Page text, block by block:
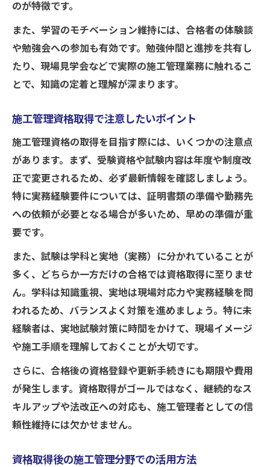
のが特徴です。
また、学習のモチベーション維持には、合格者の体験談
や勉強会への参加も有効です。勉強仲間と進捗を共有し
たり、現場見学会などで実際の施工管理業務に触れるこ
とで、知識の定着と理解が深まります。
施工管理資格取得で注意したいポイント
施工管理資格の取得を目指す際には、いくつかの注意点
があります。まず、受験資格や試験内容は年度や制度改
正で変更されるため、必ず最新情報を確認しましょう。
特に実務経験要件については、証明書類の準備や勤務先
への依頼が必要となる場合が多いため、早めの準備が重
要です。
また、試験は学科と実地（実務）に分かれていることが
多く、どちらか一方だけの合格では資格取得に至りませ
ん。学科は知識重視、実地は現場対応力や実務経験を問
われるため、バランスよく対策を進めましょう。特に未
経験者は、実地試験対策に時間をかけて、現場イメージ
や施工手順を理解しておくことが大切です。
さらに、合格後の資格登録や更新手続きにも期限や費用
が発生します。資格取得がゴールではなく、継続的なス
キルアップや法改正への対応も、施工管理者としての信
頼性維持には欠かせません。
資格取得後の施工管理分野での活用方法